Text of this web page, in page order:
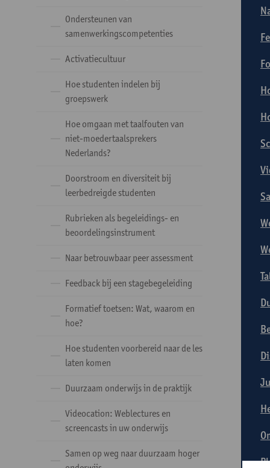
Ondersteunen van
samenwerkingscompetenties
Activatiecultuur
Hoe studenten indelen bij
groepswerk
Hoe omgaan met taalfouten van
niet-moedertaalsprekers
Nederlands?
Doorstroom en diversiteit bij
leerbedreigde studenten
Rubrieken als begeleidings- en
beoordelingsinstrument
Naar betrouwbaar peer assessment
Feedback bij een stagebegeleiding
Formatief toetsen: Wat, waarom en
hoe?
Hoe studenten voorbereid naar de les
laten komen
Duurzaam onderwijs in de praktijk
Videocation: Weblectures en
screencasts in uw onderwijs
Samen op weg naar duurzaam hoger